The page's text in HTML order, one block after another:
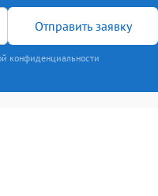
Отправить заявку
конфиденциальности